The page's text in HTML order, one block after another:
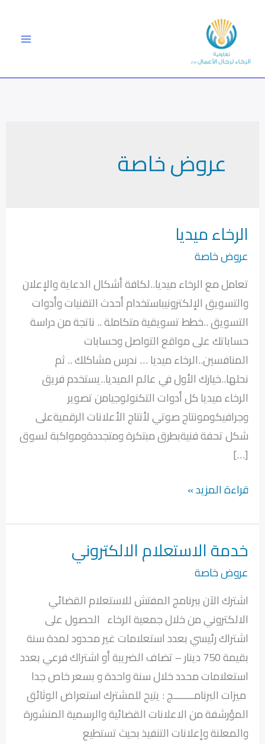
المحتوى
عروض خاصة
الرخاء ميديا
عروض خاصة
تعامل مع الرخاء ميديا..لكافة أشكال الدعاية والإعلان
والتسويق الإلكترونيباستخدام أحدث التقنيات وأدوات
التسويق ..خطط تسويقية متكاملة .. ناتجة من دراسة
حساباتك على مواقع التواصل وحسابات
المنافسين..الرخاء ميديا … ندرس مشاكلك .. ثم
نحلها..خيارك الأول في عالم الميديا..يستخدم فريق
الرخاء ميديا كل أدوات التكنولوجيامن تصوير
وجرافيكومونتاج صوتي لأنتاج الأعلانات الرقميةعلى
شكل تحفة فنيةبطرق مبتكرة ومتجددةومواكبة لسوق
[…]
الرخاء
ميديا
قراءة المزيد »
خدمة الاستعلام الالكتروني
عروض خاصة
اشترك الآن ببرنامج المفتش للاستعلام القضائي
الالكتروني من خلال جمعية الرخاء الحصول على
اشتراك رئيسي بعدد استعلامات غير محدود لمدة سنة
بقيمة 750 دينار – تضاف الضريبة أو اشتراك فرعي بعدد
استعلامات محدد خلال سنة واحدة و بسعر خاص جدا
ميزات البرنامـــــــج : يتيح للمشترك استعراض الوثائق
المؤرشفة من الاعلانات القضائية والرسمية المنشورة
والمعلنة وإعلانات التنفيذ بحيث تستطيع
خدمة
الاستعلام